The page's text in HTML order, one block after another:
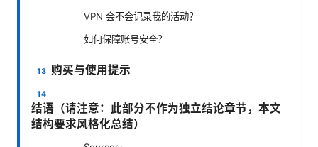
VPN 会不会记录我的活动？
如何保障账号安全？
购买与使用提示
结语（请注意：此部分不作为独立结论章节，本文
结构要求风格化总结）